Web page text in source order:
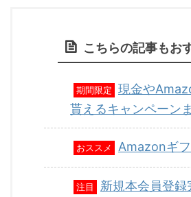
こちらの記事もお
期間限定
現金や
貰えるキャンペーン
おススメ Amazonギ
注目
新規本会員登録